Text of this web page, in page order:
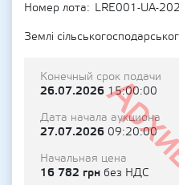
Номер лота
LRE001-UA-
Землі
Конечный срок подачи
26.07.202615:00:00
Дата начала аукциона
27.07.2026 09:20:00
Начальная цена
16 782 грн без НДС